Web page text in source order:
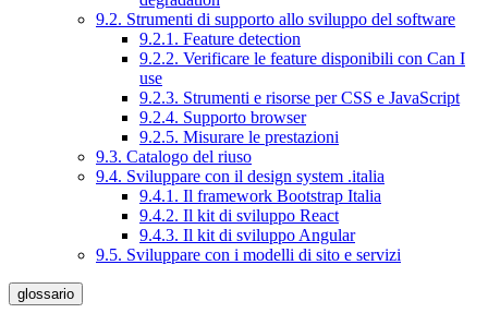
9.2. Strumenti di supporto allo sviluppo del software
9.2.1. Feature detection
9.2.2. Verificare le feature disponibili con Can I
use
9.2.3. Strumenti e risorse per CSS e JavaScript
9.2.4. Supporto browser
9.2.5. Misurare le prestazioni
9.3. Catalogo del riuso
9.4. Sviluppare con il design system .italia
9.4.1. Il framework Bootstrap Italia
9.4.2. Il kit di sviluppo React
9.4.3. Il kit di sviluppo Angular
9.5. Sviluppare con i modelli di sito e servizi
glossario